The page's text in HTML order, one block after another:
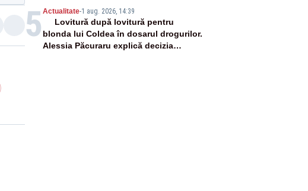
5 Actualitate-1 aug. 2026, 14:39
Lovitură după lovitură pentru
blonda lui Coldea în dosarul drogurilor.
Alessia Păcuraru explică decizia